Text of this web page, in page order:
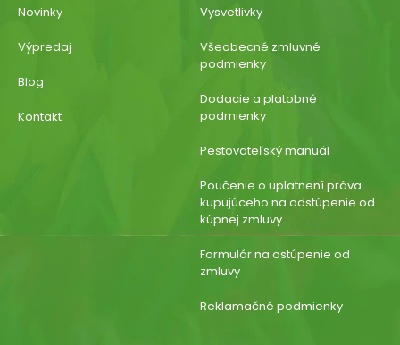
Novinky
Výpredaj
Blog
Kontakt
Vysvetlivky
Všeobecné zmluvné
podmienky
Dodacie a platobné
podmienky
Pestovateľský manuál
Poučenie o uplatnení práva
kupujúceho na odstúpenie od
kúpnej zmluvy
Formulár na ostúpenie od
zmluvy
Reklamačné podmienky